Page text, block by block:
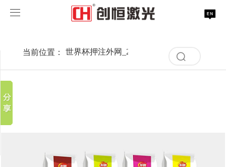
世界杯押注外网_2026世界杯指定网址
当前位置： 世界杯押注外网_2026世界杯指定网址
历
史
空
分享到